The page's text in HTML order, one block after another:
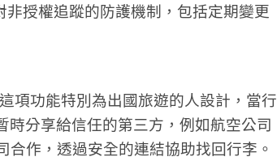
授權追蹤的防護機制，包括定期變更
項功能特別為出國旅遊的人設計，當行
分享給信任的第三方，例如航空公司
作，透過安全的連結協助找回行李。